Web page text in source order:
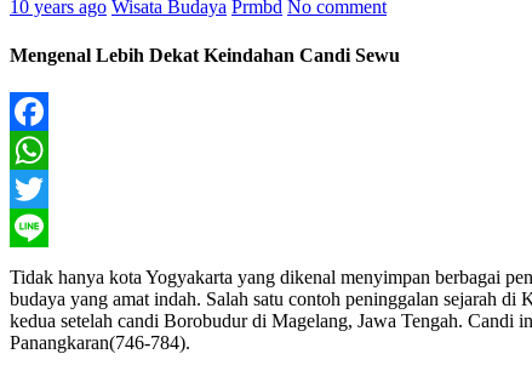
10 years ago Wisata Budaya Prmbd No comment
Mengenal Lebih Dekat Keindahan Candi Sewu
Facebook
WhatsApp
Twitter
Line
Tidak hanya kota Yogyakarta yang dikenal menyimpan berbagai
budaya yang amat indah. Salah satu contoh peninggalan sejarah di
kedua setelah candi Borobudur di Magelang, Jawa Tengah. Candi
Panangkaran(746-784).